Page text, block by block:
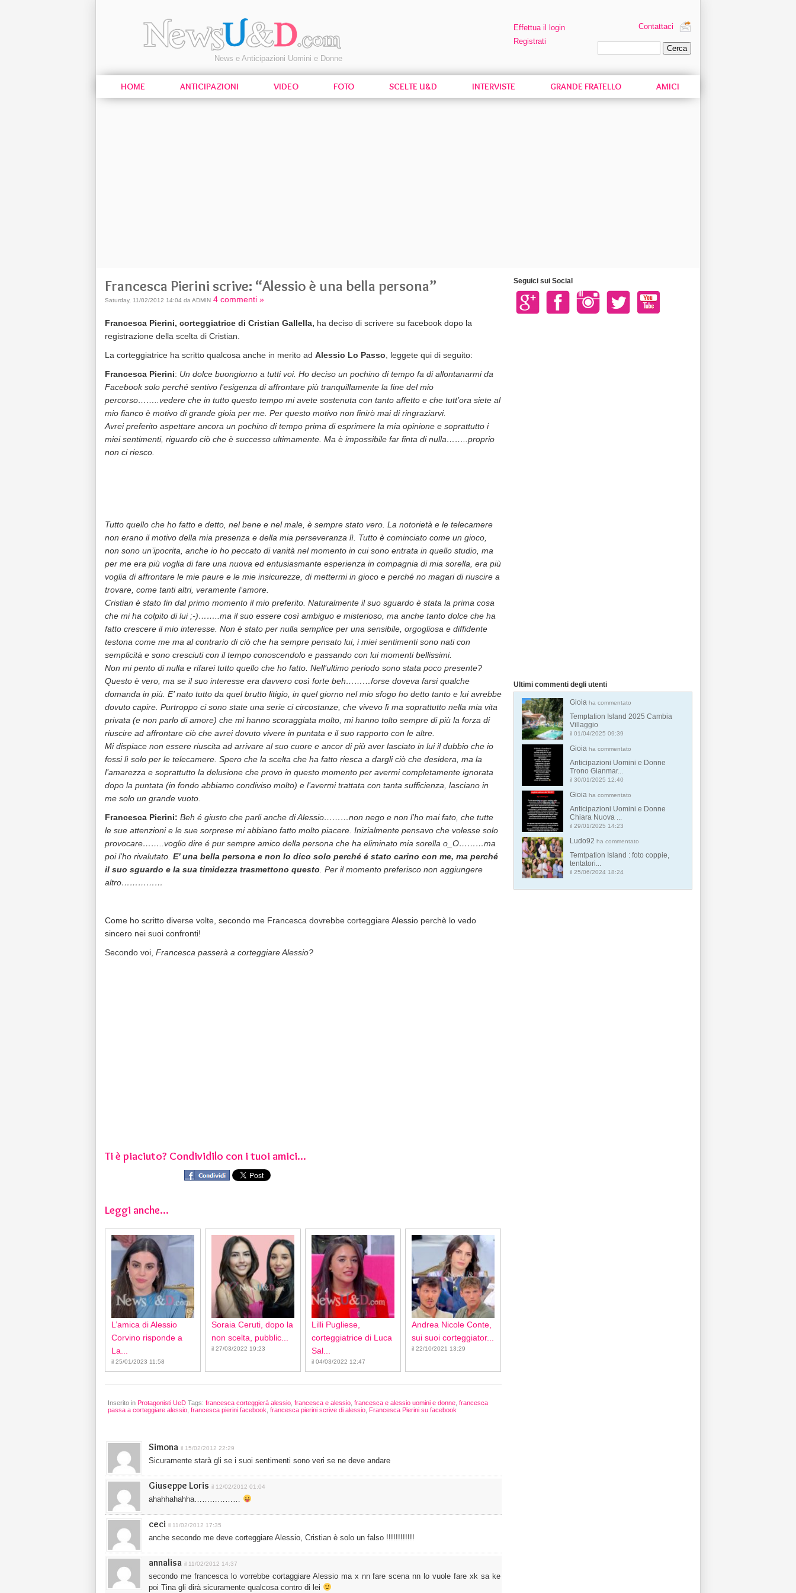
News e Anticipazioni Uomini e Donne
Effettua il login
Registrati
Contattaci
HOME ANTICIPAZIONI VIDEO FOTO SCELTE U&D INTERVISTE GRANDE FRATELLO AMICI
Francesca Pierini scrive: “Alessio è una bella persona”
Saturday, 11/02/2012 14:04 da ADMIN 4 commenti »
Francesca Pierini, corteggiatrice di Cristian Gallella, ha deciso di scrivere su facebook dopo la
registrazione della scelta di Cristian.
La corteggiatrice ha scritto qualcosa anche in merito ad Alessio Lo Passo , leggete qui di seguito:
Francesca Pierini: Un dolce buongiorno a tutti voi. Ho deciso un pochino di tempo fa di allontanarmi da
Facebook solo perché sentivo l’esigenza di affrontare più tranquillamente la fine del mio
percorso……..vedere che in tutto questo tempo mi avete sostenuta con tanto affetto e che tutt’ora siete al
mio fianco è motivo di grande gioia per me. Per questo motivo non finirò mai di ringraziarvi.
Avrei preferito aspettare ancora un pochino di tempo prima di esprimere la mia opinione e soprattutto i
miei sentimenti, riguardo ciò che è successo ultimamente. Ma è impossibile far finta di nulla……..proprio
non ci riesco.
Tutto quello che ho fatto e detto, nel bene e nel male, è sempre stato vero. La notorietà e le telecamere
non erano il motivo della mia presenza e della mia perseveranza lì. Tutto è cominciato come un gioco,
non sono un’ipocrita, anche io ho peccato di vanità nel momento in cui sono entrata in quello studio, ma
per me era più voglia di fare una nuova ed entusiasmante esperienza in compagnia di mia sorella, era più
voglia di affrontare le mie paure e le mie insicurezze, di mettermi in gioco e perché no magari di riuscire a
trovare, come tanti altri, veramente l’amore.
Cristian è stato fin dal primo momento il mio preferito. Naturalmente il suo sguardo è stata la prima cosa
che mi ha colpito di lui ;-)……..ma il suo essere così ambiguo e misterioso, ma anche tanto dolce che ha
fatto crescere il mio interesse. Non è stato per nulla semplice per una sensibile, orgogliosa e diffidente
testona come me ma al contrario di ciò che ha sempre pensato lui, i miei sentimenti sono nati con
semplicità e sono cresciuti con il tempo conoscendolo e passando con lui momenti bellissimi.
Non mi pento di nulla e rifarei tutto quello che ho fatto. Nell’ultimo periodo sono stata poco presente?
Questo è vero, ma se il suo interesse era davvero così forte beh………forse doveva farsi qualche
domanda in più. E’ nato tutto da quel brutto litigio, in quel giorno nel mio sfogo ho detto tanto e lui avrebbe
dovuto capire. Purtroppo ci sono state una serie ci circostanze, che vivevo lì ma soprattutto nella mia vita
privata (e non parlo di amore) che mi hanno scoraggiata molto, mi hanno tolto sempre di più la forza di
riuscire ad affrontare ciò che avrei dovuto vivere in puntata e il suo rapporto con le altre.
Mi dispiace non essere riuscita ad arrivare al suo cuore e ancor di più aver lasciato in lui il dubbio che io
fossi lì solo per le telecamere. Spero che la scelta che ha fatto riesca a dargli ciò che desidera, ma la
l’amarezza e soprattutto la delusione che provo in questo momento per avermi completamente ignorata
dopo la puntata (in fondo abbiamo condiviso molto) e l’avermi trattata con tanta sufficienza, lasciano in
me solo un grande vuoto.
Francesca Pierini: Beh é giusto che parli anche di Alessio………non nego e non l’ho mai fato, che tutte
le sue attenzioni e le sue sorprese mi abbiano fatto molto piacere. Inizialmente pensavo che volesse solo
provocare……..voglio dire é pur sempre amico della persona che ha eliminato mia sorella o_O………ma
poi l’ho rivalutato. E’ una bella persona e non lo dico solo perché é stato carino con me, ma perché
il suo sguardo e la sua timidezza trasmettono questo . Per il momento preferisco non aggiungere
altro……………
Come ho scritto diverse volte, secondo me Francesca dovrebbe corteggiare Alessio perchè lo vedo
sincero nei suoi confronti!
Secondo voi, Francesca passerà a corteggiare Alessio?
Ti è piaciuto? Condividilo con i tuoi amici...
Leggi anche...
L’amica di Alessio
Corvino risponde a
La...
il 25/01/2023 11:58
Soraia Ceruti, dopo la
non scelta, pubblic...
il 27/03/2022 19:23
Lilli Pugliese,
corteggiatrice di Luca
Sal...
il 04/03/2022 12:47
Andrea Nicole Conte,
sui suoi corteggiator...
il 22/10/2021 13:29
Inserito in Protagonisti UeD Tags: francesca corteggierà alessio francesca e alessio francesca e alessio uomini e donne francesca
passa a corteggiare alessio francesca pierini facebook francesca pierini scrive di alessio Francesca Pierini su facebook
Simona il 15/02/2012 22:29
Sicuramente starà gli se i suoi sentimenti sono veri se ne deve andare
Giuseppe Loris il 12/02/2012 01:04
ahahhahahha………………
ceci il 11/02/2012 17:35
anche secondo me deve corteggiare Alessio, Cristian è solo un falso !!!!!!!!!!!!
annalisa il 11/02/2012 14:37
secondo me francesca lo vorrebbe cortaggiare Alessio ma x nn fare scena nn lo vuole fare xk sa ke
poi Tina gli dirà sicuramente qualcosa contro di lei
Seguici sui Social
Ultimi commenti degli utenti
Gioia ha commentato
Temptation Island 2025 Cambia
Villaggio
il 01/04/2025 09:39
Gioia ha commentato
Anticipazioni Uomini e Donne
Trono Gianmar...
il 30/01/2025 12:40
Gioia ha commentato
Anticipazioni Uomini e Donne
Chiara Nuova ...
il 29/01/2025 14:23
Ludo92 ha commentato
Temtpation Island : foto coppie,
tentatori...
il 25/06/2024 18:24